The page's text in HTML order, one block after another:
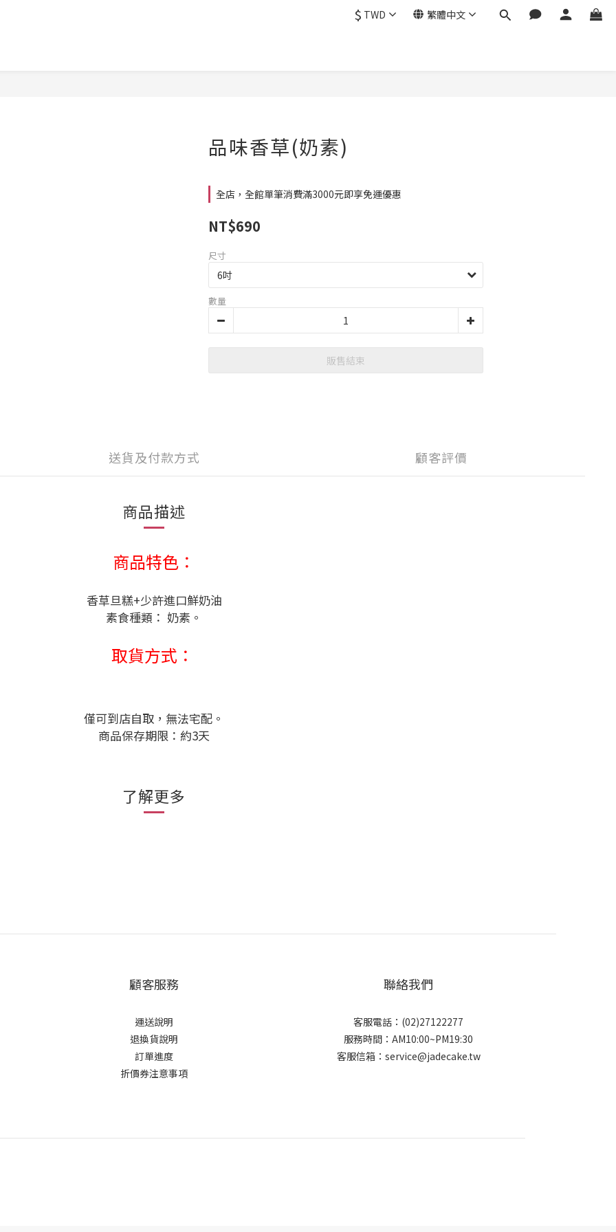
$ TWD 繁體中文
品味香草(奶素)
全店，全館單筆消費滿3000元即享免運優惠
NT$690
尺寸
數量
販售結束
送貨及付款方式 顧客評價
商品描述
商品特色：
香草旦糕+少許進口鮮奶油
素食種類： 奶素。
取貨方式：
僅可到店自取，無法宅配。
商品保存期限：約3天
了解更多
顧客服務
運送說明
退換貨說明
訂單進度
折價券注意事項
聯絡我們
客服電話：(02)27122277
服務時間：AM10:00~PM19:30
客服信箱：service@jadecake.tw